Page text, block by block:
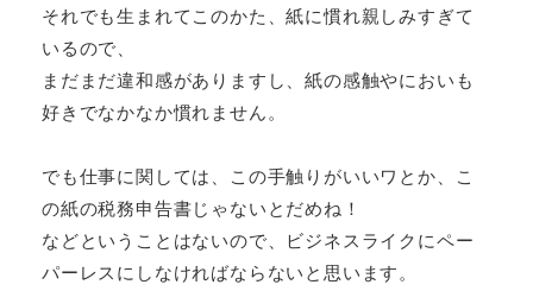
それでも生まれてこのかた、紙に慣れ親しみすぎて
いるので、
まだまだ違和感がありますし、紙の感触やにおいも
好きでなかなか慣れません。
でも仕事に関しては、この手触りがいいワとか、こ
の紙の税務申告書じゃないとだめね！
などということはないので、ビジネスライクにペー
パーレスにしなければならないと思います。